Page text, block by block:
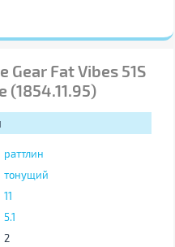
Основные трофеи,
Gear Fat Vibes 51S
(1854.11.95)
раттлин
тонущий
11
5.1
2